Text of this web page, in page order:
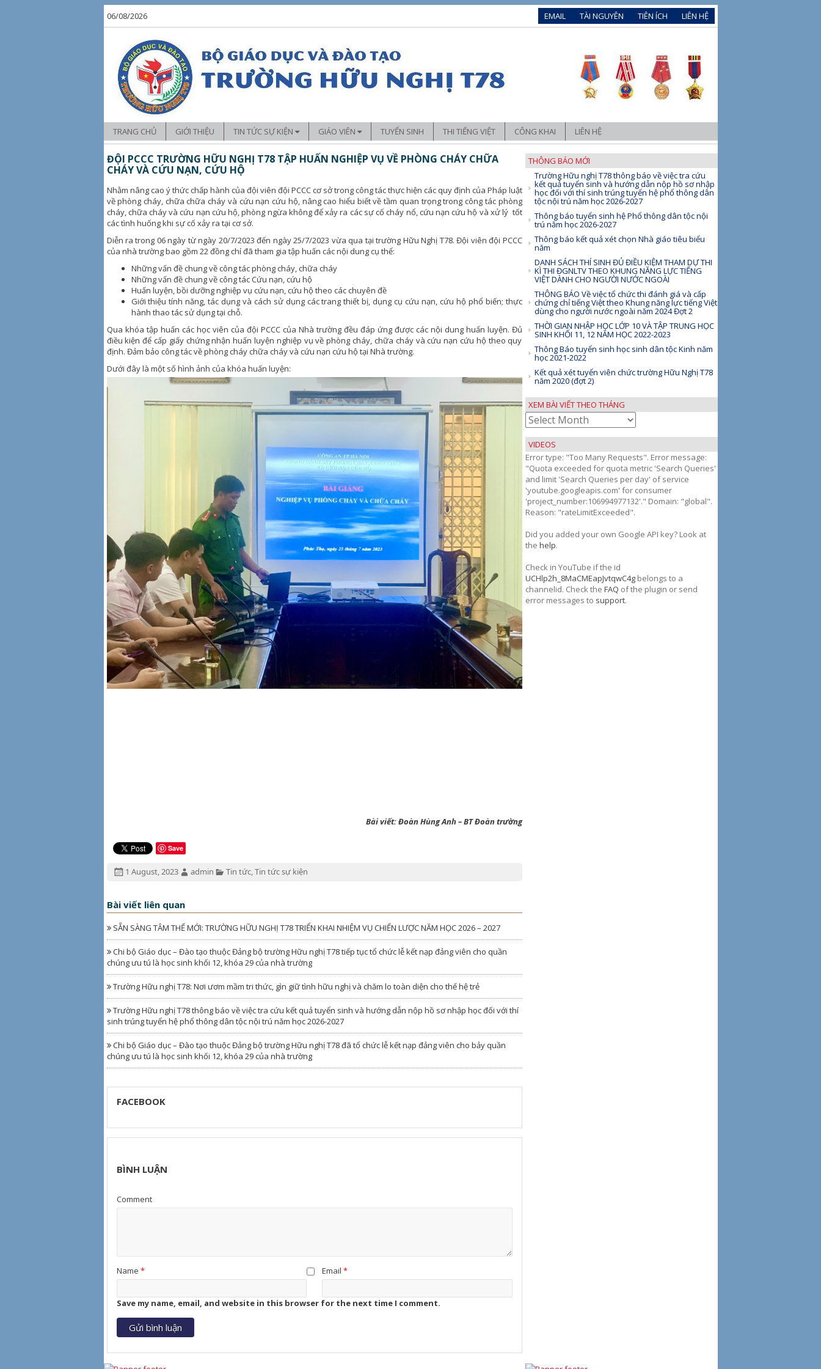
06/08/2026 EMAIL TÀI NGUYÊN TIÊN ÍCH LIÊN HỆ
TRANG CHỦ GIỚI THIỆU
TIN TỨC SỰ KIỆN
Tin tức
Hoạt động chuyên môn
Hoạt động đoàn thể
GIÁO VIÊN
Sáng kiến kinh nghiệm
Ứng dụng CNTT trong dạy học
TUYỂN SINH THI TIẾNG VIỆT CÔNG KHAI LIÊN HỆ
ĐỘI PCCC TRƯỜNG HỮU NGHỊ T78 TẬP HUẤN NGHIỆP VỤ VỀ PHÒNG CHÁY CHỮA
CHÁY VÀ CỨU NẠN, CỨU HỘ
Nhằm nâng cao ý thức chấp hành của đội viên đội PCCC cơ sở trong công tác thực hiện các quy định của Pháp luật
về phòng cháy, chữa chữa cháy và cứu nạn cứu hộ, nâng cao hiểu biết về tầm quan trọng trong công tác phòng
cháy, chữa cháy và cứu nạn cứu hộ, phòng ngừa không để xảy ra các sự cố cháy nổ, cứu nạn cứu hộ và xử lý tốt
các tình huống khi sự cố xảy ra tại cơ sở.
Diễn ra trong 06 ngày từ ngày 20/7/2023 đến ngày 25/7/2023 vừa qua tại trường Hữu Nghị T78. Đội viên đội PCCC
của nhà trường bao gồm 22 đồng chí đã tham gia tập huấn các nội dung cụ thể:
Những vấn đề chung về công tác phòng cháy, chữa cháy
Những vấn đề chung về công tác Cứu nạn, cứu hộ
Huấn luyện, bồi dưỡng nghiệp vụ cứu nạn, cứu hộ theo các chuyên đề
Giới thiệu tính năng, tác dụng và cách sử dụng các trang thiết bị, dụng cụ cứu nạn, cứu hộ phổ biến; thực
hành thao tác sử dụng tại chỗ.
Qua khóa tập huấn các học viên của đội PCCC của Nhà trường đều đáp ứng được các nội dung huấn luyện. Đủ
điều kiện để cấp giấy chứng nhận huấn luyện nghiệp vụ về phòng cháy, chữa cháy và cứu nạn cứu hộ theo quy
định. Đảm bảo công tác về phòng cháy chữa cháy và cứu nạn cứu hộ tại Nhà trường.
Dưới đây là một số hình ảnh của khóa huấn luyện:
Bài viết: Đoàn Hùng Anh – BT Đoàn trường
Save
Đăng
1 August, 2023
Tác
admin
Chuyên
Tin tức,Tin tức sự kiện
Bài viết liên quan
SẴN SÀNG TÂM THẾ MỚI: TRƯỜNG HỮU NGHỊ T78 TRIỂN KHAI NHIỆM VỤ CHIẾN LƯỢC NĂM HỌC 2026 – 2027
Chi bộ Giáo dục – Đào tạo thuộc Đảng bộ trường Hữu nghị T78 tiếp tục tổ chức lễ kết nạp đảng viên cho quần
chúng ưu tú là học sinh khối 12, khóa 29 của nhà trường
Trường Hữu nghị T78: Nơi ươm mầm tri thức, gìn giữ tình hữu nghị và chăm lo toàn diện cho thế hệ trẻ
Trường Hữu nghị T78 thông báo về việc tra cứu kết quả tuyển sinh và hướng dẫn nộp hồ sơ nhập học đối với thí
sinh trúng tuyển hệ phổ thông dân tộc nội trú năm học 2026-2027
Chi bộ Giáo dục – Đào tạo thuộc Đảng bộ trường Hữu nghị T78 đã tổ chức lễ kết nạp đảng viên cho bảy quần
chúng ưu tú là học sinh khối 12, khóa 29 của nhà trường
FACEBOOK
BÌNH LUẬN
Comment
Name * Email *
Save my name, email, and website in this browser for the next time I comment.
THÔNG BÁO MỚI
Trường Hữu nghị T78 thông báo về việc tra cứu
kết quả tuyển sinh và hướng dẫn nộp hồ sơ nhập
học đối với thí sinh trúng tuyển hệ phổ thông dân
tộc nội trú năm học 2026-2027
Thông báo tuyển sinh hệ Phổ thông dân tộc nội
trú năm học 2026-2027
Thông báo kết quả xét chọn Nhà giáo tiêu biểu
năm
DANH SÁCH THÍ SINH ĐỦ ĐIỀU KIỆM THAM DỰ THI
KÌ THI ĐGNLTV THEO KHUNG NĂNG LỰC TIẾNG
VIỆT DÀNH CHO NGƯỜI NƯỚC NGOÀI
THÔNG BÁO Về việc tổ chức thi đánh giá và cấp
chứng chỉ tiếng Việt theo Khung năng lực tiếng Việt
dùng cho người nước ngoài năm 2024 Đợt 2
THỜI GIAN NHẬP HỌC LỚP 10 VÀ TẬP TRUNG HỌC
SINH KHỐI 11, 12 NĂM HỌC 2022-2023
Thông Báo tuyển sinh học sinh dân tộc Kinh năm
học 2021-2022
Kết quả xét tuyển viên chức trường Hữu Nghị T78
năm 2020 (đợt 2)
XEM BÀI VIẾT THEO THÁNG
Xem
bài
viết
theo
tháng
VIDEOS
Error type: "Too Many Requests". Error message:
"Quota exceeded for quota metric 'Search Queries'
and limit 'Search Queries per day' of service
'youtube.googleapis.com' for consumer
'project_number:106994977132'." Domain: "global".
Reason: "rateLimitExceeded".
Did you added your own Google API key? Look at
the help.
Check in YouTube if the id
UCHlp2h_8MaCMEapJvtqwC4gbelongs to a
channelid. Check the FAQ of the plugin or send
error messages to support.